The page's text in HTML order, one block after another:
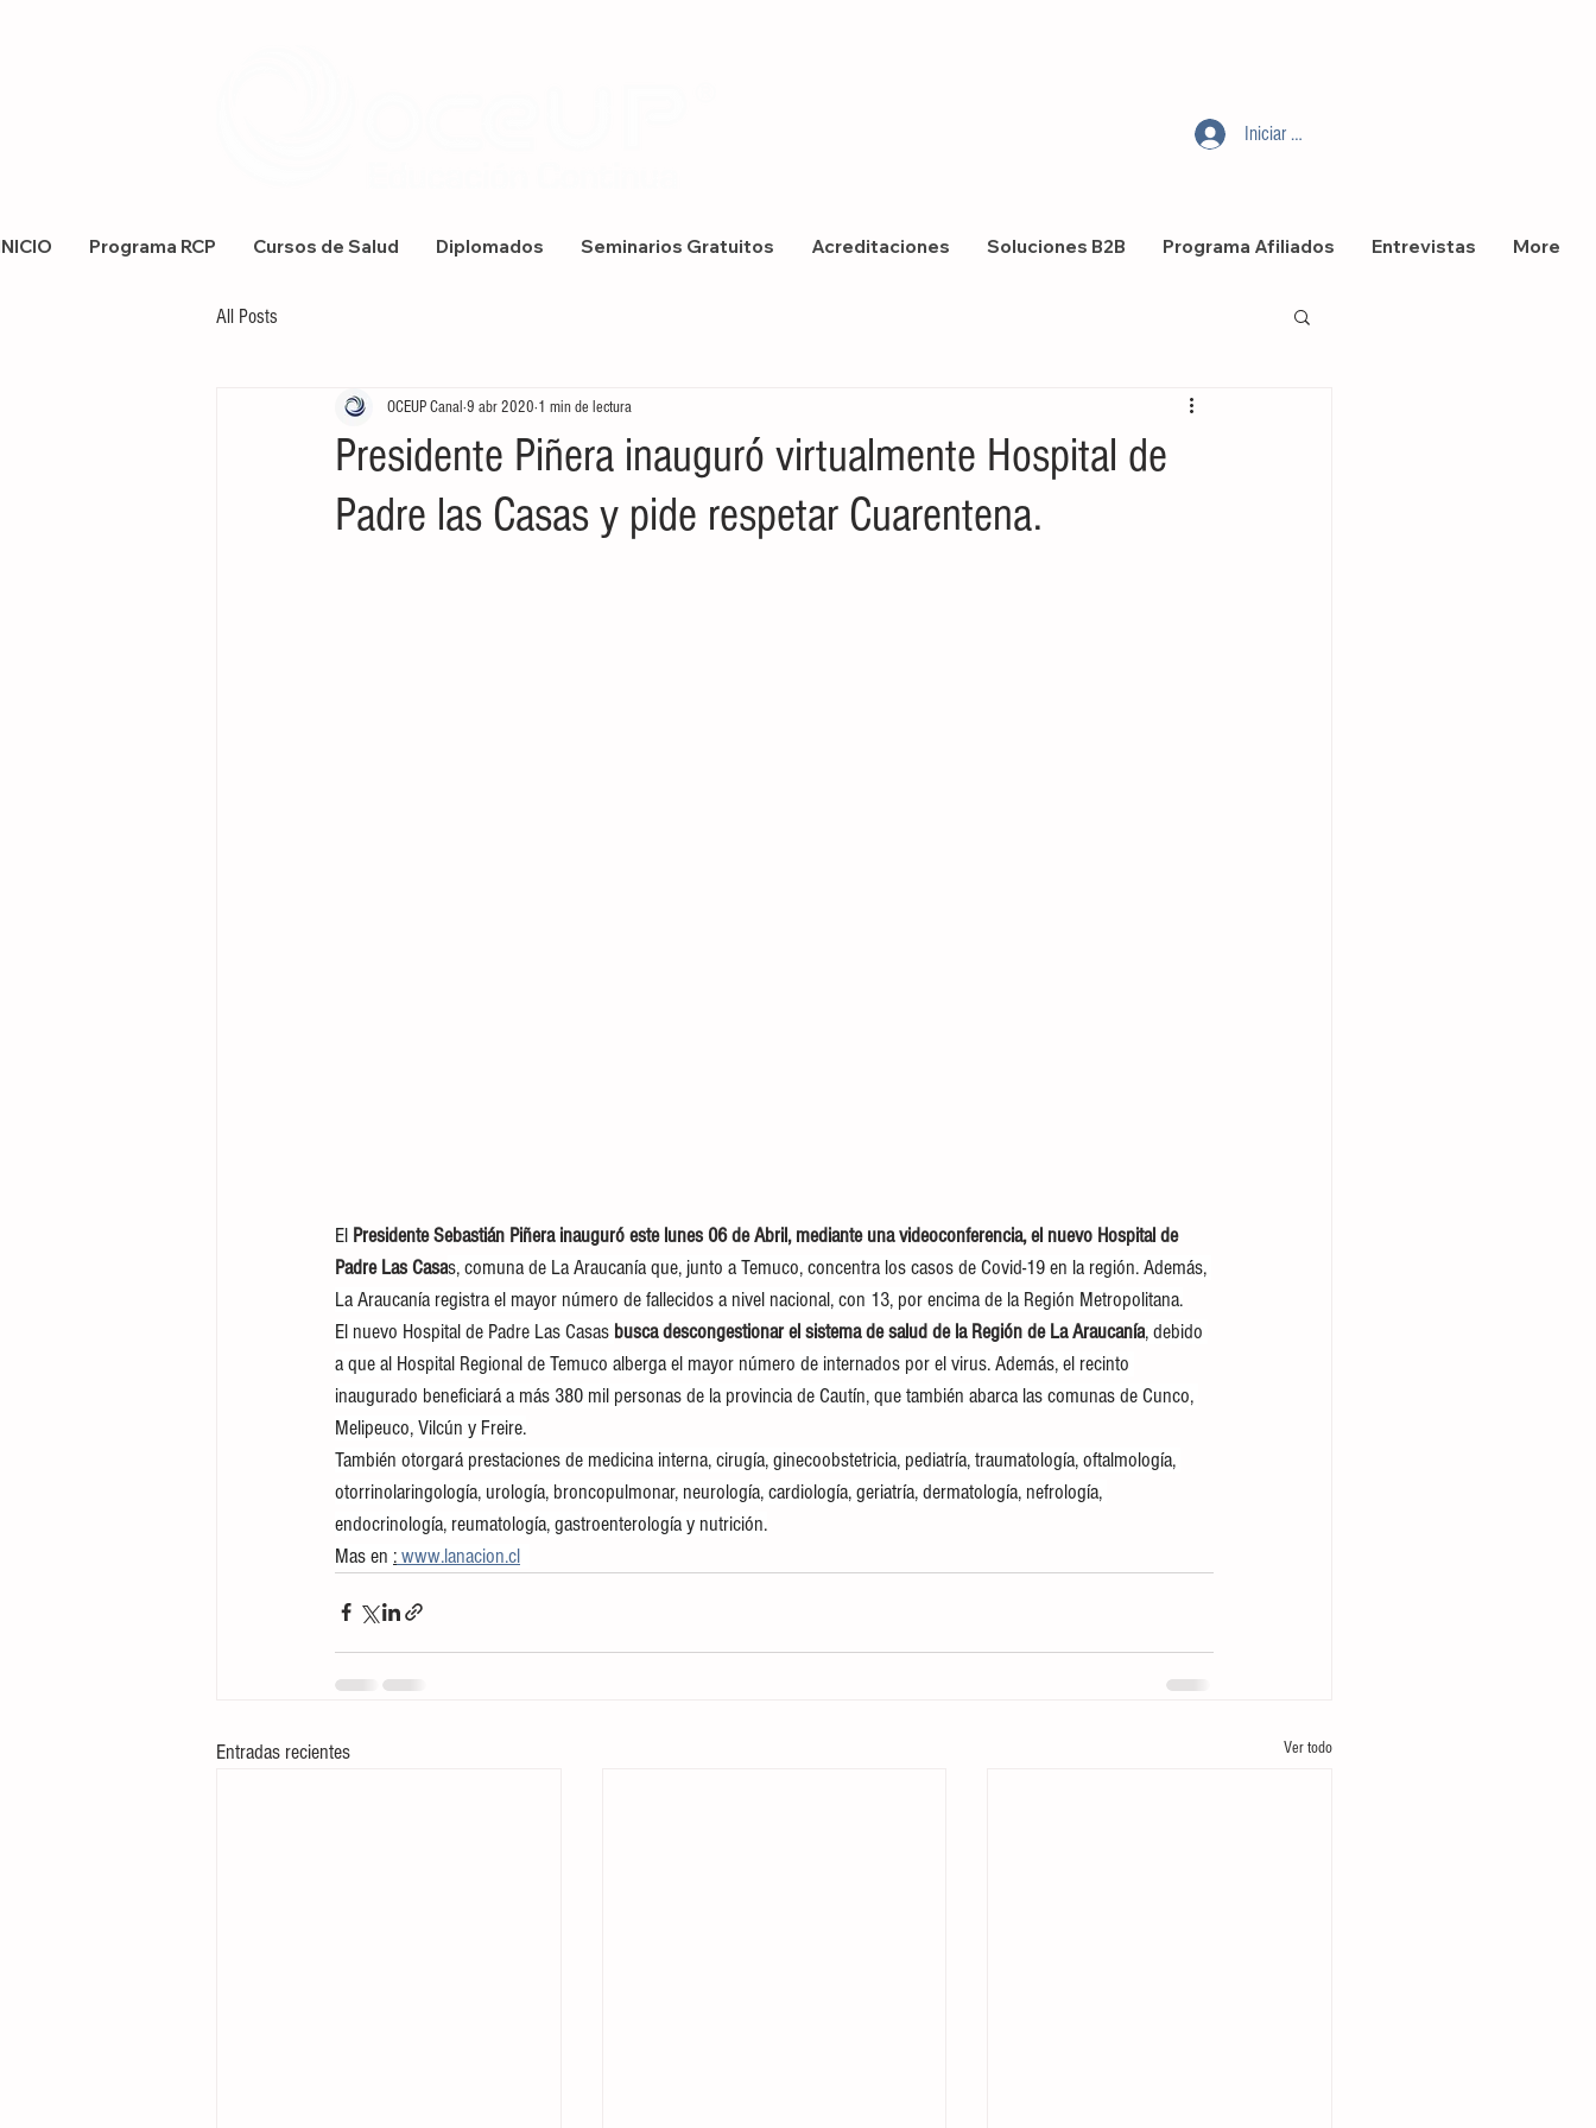
Iniciar sesión
Programa RCP Cursos de Salud Diplomados Seminarios Gratuitos Acreditaciones Soluciones B2B Programa Afiliados Entrevistas More
All Posts
Presidente Piñera inauguró virtualmente Hospital de
Padre las Casas y pide respetar Cuarentena.
OCEUP Canal 9 abr 2020 1 min de lectura
El Presidente Sebastián Piñera inauguró este lunes 06 de Abril, mediante una videoconferencia, el nuevo Hospital de
Padre Las Casas, comuna de La Araucanía que, junto a Temuco, concentra los casos de Covid-19 en la región. Además,
La Araucanía registra el mayor número de fallecidos a nivel nacional, con 13, por encima de la Región Metropolitana.
El nuevo Hospital de Padre Las Casas busca descongestionar el sistema de salud de la Región de La Araucanía, debido
a que al Hospital Regional de Temuco alberga el mayor número de internados por el virus. Además, el recinto
inaugurado beneficiará a más 380 mil personas de la provincia de Cautín, que también abarca las comunas de Cunco,
Melipeuco, Vilcún y Freire.
También otorgará prestaciones de medicina interna, cirugía, ginecoobstetricia, pediatría, traumatología, oftalmología,
otorrinolaringología, urología, broncopulmonar, neurología, cardiología, geriatría, dermatología, nefrología,
endocrinología, reumatología, gastroenterología y nutrición.
Mas en : www.lanacion.cl
Entradas recientes Ver todo